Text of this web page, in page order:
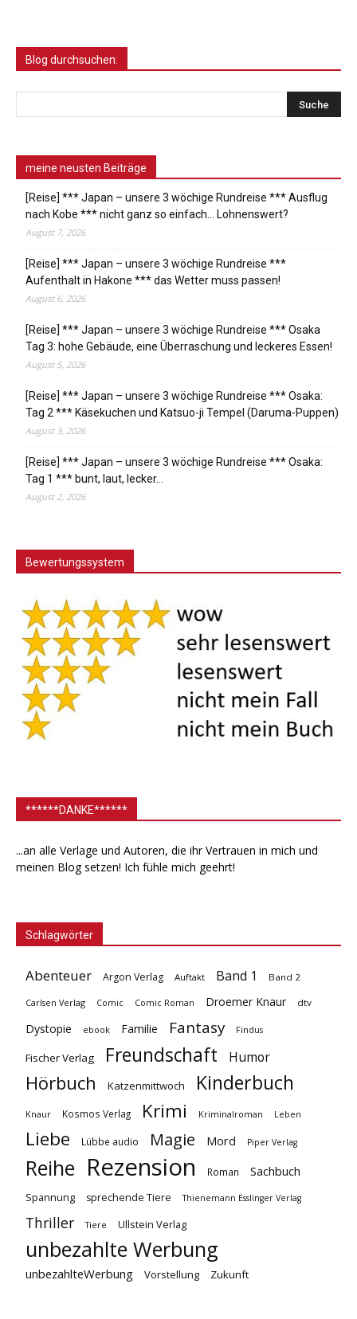
Blog durchsuchen:
meine neusten Beiträge
[Reise] *** Japan – unsere 3 wöchige Rundreise *** Ausflug
nach Kobe *** nicht ganz so einfach… Lohnenswert?
August 7, 2026
[Reise] *** Japan – unsere 3 wöchige Rundreise ***
Aufenthalt in Hakone *** das Wetter muss passen!
August 6, 2026
[Reise] *** Japan – unsere 3 wöchige Rundreise *** Osaka
Tag 3: hohe Gebäude, eine Überraschung und leckeres Essen!
August 5, 2026
[Reise] *** Japan – unsere 3 wöchige Rundreise *** Osaka:
Tag 2 *** Käsekuchen und Katsuo-ji Tempel (Daruma-Puppen)
August 3, 2026
[Reise] *** Japan – unsere 3 wöchige Rundreise *** Osaka:
Tag 1 *** bunt, laut, lecker…
August 2, 2026
Bewertungssystem
******DANKE******
...an alle Verlage und Autoren, die ihr Vertrauen in mich und
meinen Blog setzen! Ich fühle mich geehrt!
Schlagwörter
Abenteuer Argon Verlag Auftakt Band 1 Band 2
Carlsen Verlag Comic Comic Roman Droemer Knaur dtv
Dystopie ebook Familie Fantasy Findus
Fischer Verlag Freundschaft Humor
Hörbuch Katzenmittwoch Kinderbuch
Knaur Kosmos Verlag Krimi Kriminalroman Leben
Liebe Lübbe audio Magie Mord Piper Verlag
Reihe Rezension Roman Sachbuch
Spannung sprechende Tiere Thienemann Esslinger Verlag
Thriller Tiere Ullstein Verlag
unbezahlte Werbung
unbezahlteWerbung Vorstellung Zukunft